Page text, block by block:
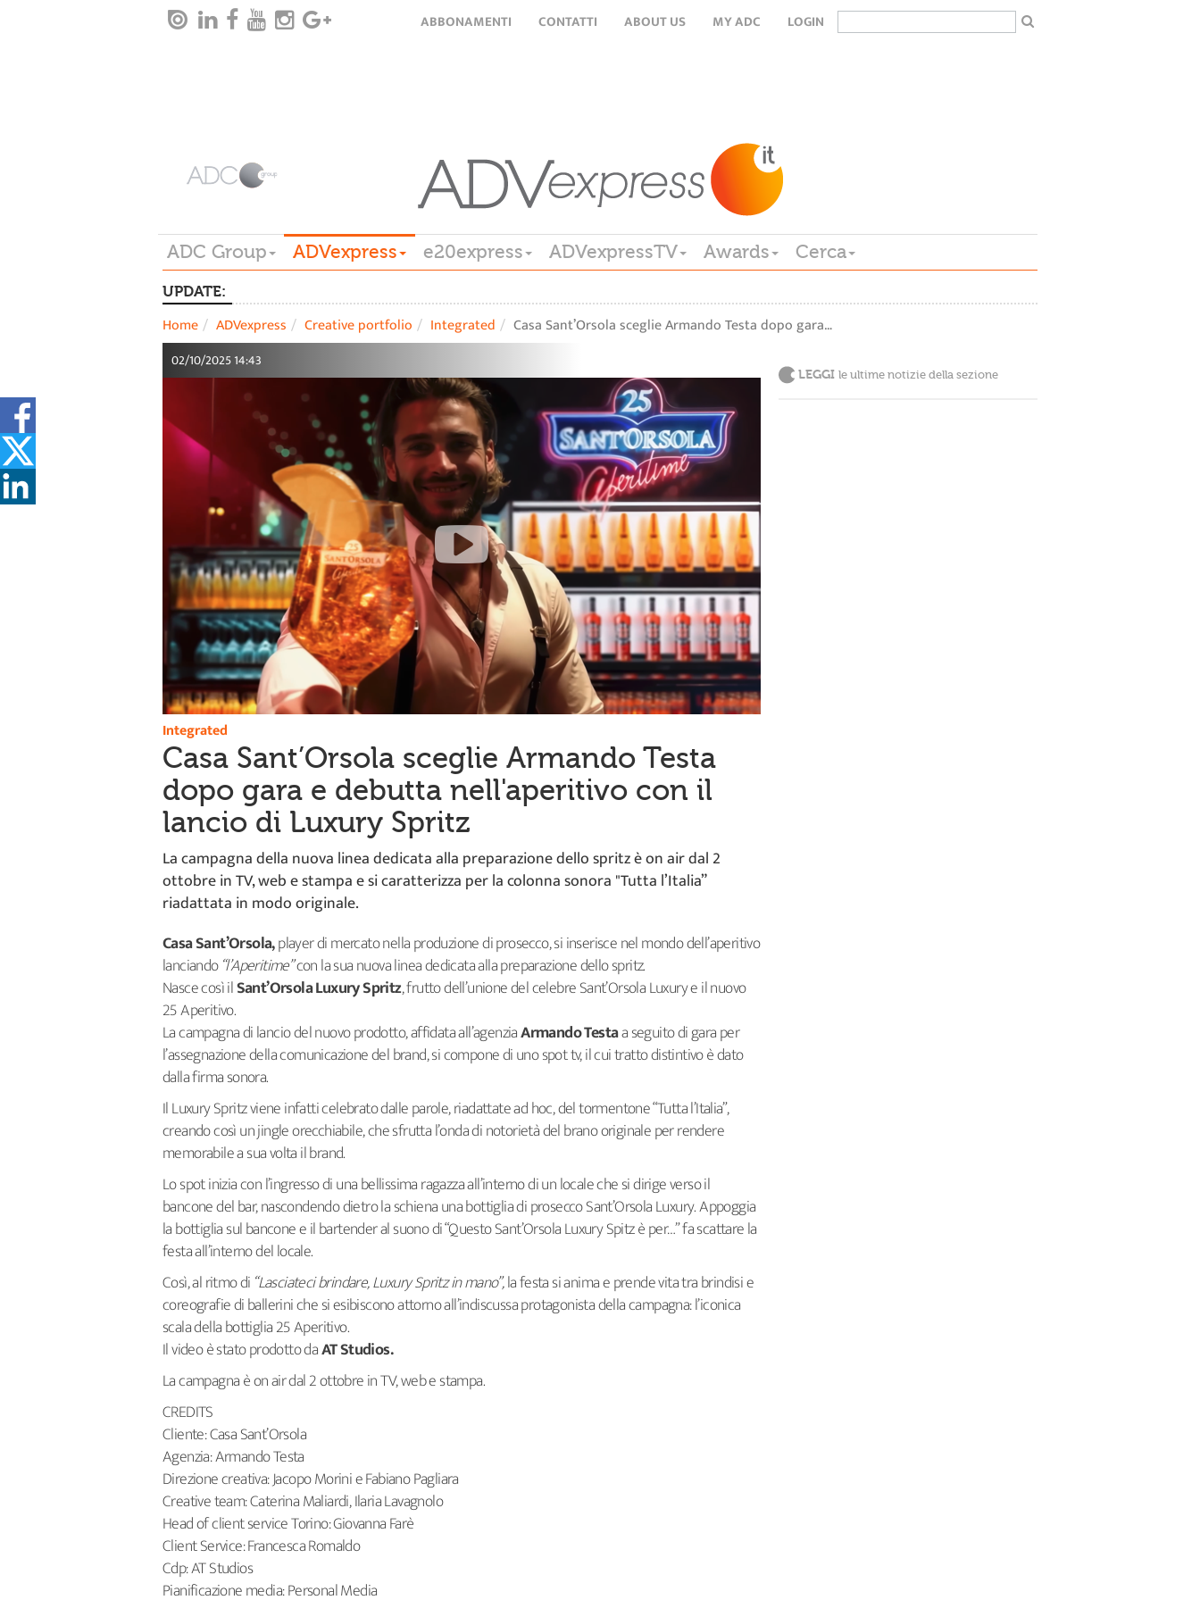
ABBONAMENTI CONTATTI ABOUT US MY ADC LOGIN
ADC Group ADVexpress e20express ADVexpressTV Awards Cerca
UPDATE:
Home ADVexpress Creative portfolio Integrated Casa Sant’Orsola sceglie Armando Testa dopo gara…
02/10/2025 14:43
Integrated
Casa Sant’Orsola sceglie Armando Testa
dopo gara e debutta nell'aperitivo con il
lancio di Luxury Spritz
La campagna della nuova linea dedicata alla preparazione dello spritz è on air dal 2
ottobre in TV, web e stampa e si caratterizza per la colonna sonora "Tutta l’Italia”
riadattata in modo originale.
Casa Sant’Orsola,player di mercato nella produzione di prosecco, si inserisce nel mondo dell’aperitivo
lanciando“l’Aperitime”con la sua nuova linea dedicata alla preparazione dello spritz.
Nasce così ilSant’Orsola Luxury Spritz, frutto dell’unione del celebre Sant’Orsola Luxury e il nuovo
25 Aperitivo.
La campagna di lancio del nuovo prodotto, affidata all’agenziaArmando Testaa seguito di gara per
l’assegnazione della comunicazione del brand, si compone di uno spot tv, il cui tratto distintivo è dato
dalla firma sonora.
Il Luxury Spritz viene infatti celebrato dalle parole, riadattate ad hoc, del tormentone “Tutta l’Italia”,
creando così un jingle orecchiabile, che sfrutta l’onda di notorietà del brano originale per rendere
memorabile a sua volta il brand.
Lo spot inizia con l’ingresso di una bellissima ragazza all’interno di un locale che si dirige verso il
bancone del bar, nascondendo dietro la schiena una bottiglia di prosecco Sant’Orsola Luxury. Appoggia
la bottiglia sul bancone e il bartender al suono di “Questo Sant’Orsola Luxury Spitz è per…” fa scattare la
festa all’interno del locale.
Così, al ritmo di “Lasciateci brindare, Luxury Spritz in mano”,la festa si anima e prende vita tra brindisi e
coreografie di ballerini che si esibiscono attorno all’indiscussa protagonista della campagna: l’iconica
scala della bottiglia 25 Aperitivo.
Il video è stato prodotto daAT Studios.
La campagna è on air dal 2 ottobre in TV, web e stampa.
CREDITS
Cliente: Casa Sant’Orsola
Agenzia: Armando Testa
Direzione creativa: Jacopo Morini e Fabiano Pagliara
Creative team: Caterina Maliardi, Ilaria Lavagnolo
Head of client service Torino: Giovanna Farè
Client Service: Francesca Romaldo
Cdp: AT Studios
Pianificazione media: Personal Media
LEGGI le ultime notizie della sezione